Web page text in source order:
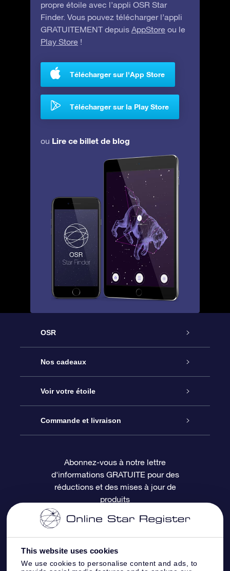
This website uses cookies
We use cookies to personalise content and ads, to
propre étoile avec l’appli OSR Star
Finder. Vous pouvez télécharger l’appli
GRATUITEMENT depuis AppStore ou le
Play Store !
Télécharger sur l'App Store
Télécharger sur la Play Store
ou Lire ce billet de blog
OSR
Service
À propos de l’OSR
Nous contacter
Questions fréquemment posées
Revues
Nos cadeaux
Cadeau d’étoile en ligne
Coffret cadeau OSR
Carte cadeau OSR
Voir votre étoile
Registre des étoiles
Page d’accueil personnalisée
Appli Voler vers les étoiles
Commande et livraison
Informations de paiement
Informations d’expédition
Politique de retour
Constellations
Abonnez-vous à notre lettre
d'informations GRATUITE pour des
réductions et des mises à jour de
produits